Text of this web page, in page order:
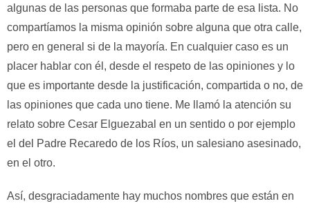
algunas de las personas que formaba parte de esa lista. No
compartíamos la misma opinión sobre alguna que otra calle,
pero en general si de la mayoría. En cualquier caso es un
placer hablar con él, desde el respeto de las opiniones y lo
que es importante desde la justificación, compartida o no, de
las opiniones que cada uno tiene. Me llamó la atención su
relato sobre Cesar Elguezabal en un sentido o por ejemplo
el del Padre Recaredo de los Ríos, un salesiano asesinado,
en el otro.
Así, desgraciadamente hay muchos nombres que están en